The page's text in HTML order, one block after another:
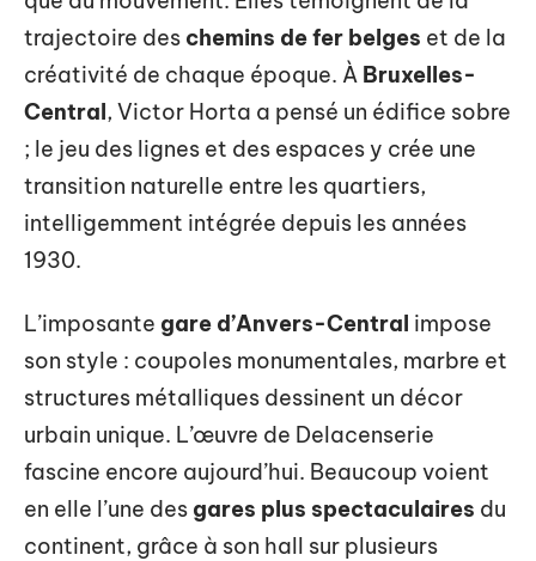
trajectoire des chemins de fer belges et de la
créativité de chaque époque. À Bruxelles-
Central, Victor Horta a pensé un édifice sobre
; le jeu des lignes et des espaces y crée une
transition naturelle entre les quartiers,
intelligemment intégrée depuis les années
1930.
L’imposante gare d’Anvers-Central impose
son style : coupoles monumentales, marbre et
structures métalliques dessinent un décor
urbain unique. L’œuvre de Delacenserie
fascine encore aujourd’hui. Beaucoup voient
en elle l’une des gares plus spectaculaires du
continent, grâce à son hall sur plusieurs